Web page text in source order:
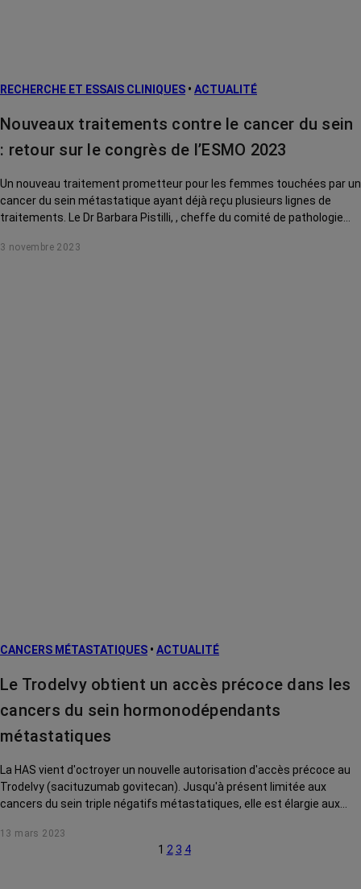
RECHERCHE ET ESSAIS CLINIQUES • ACTUALITÉ
Nouveaux traitements contre le cancer du sein
: retour sur le congrès de l’ESMO 2023
Un nouveau traitement prometteur pour les femmes touchées par un
cancer du sein métastatique ayant déjà reçu plusieurs lignes de
traitements. Le Dr Barbara Pistilli, , cheffe du comité de pathologie
deruxtecan.
3 novembre 2023
CANCERS MÉTASTATIQUES • ACTUALITÉ
Le Trodelvy obtient un accès précoce dans les
cancers du sein hormonodépendants
métastatiques
La HAS vient d'octroyer un nouvelle autorisation d'accès précoce au
Trodelvy (sacituzumab govitecan). Jusqu'à présent limitée aux
cancers du sein triple négatifs métastatiques, elle est élargie aux
avec le Pr Saghatchian, oncologue à l'Hôpital américain de Paris.
13 mars 2023
1 2 3 4